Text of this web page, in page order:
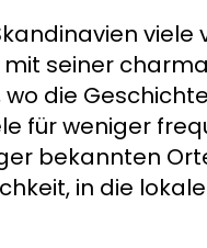
viele
mit seiner
wo die
für weniger
bekannten
in die